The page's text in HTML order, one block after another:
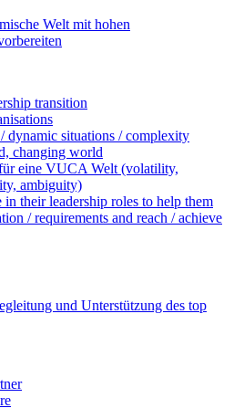
Welt mit hohen
transition
dynamic situations / complexity
changing world
eine VUCA Welt (volatility,
ambiguity)
their leadership roles to help them
/ requirements and reach / achieve
und Unterstützung des top